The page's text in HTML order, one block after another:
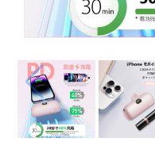
家電製品
イヤホン・ヘッドフォン
照明関連
加湿器・ディフューザー
充電器・ケーブル